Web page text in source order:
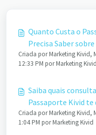
Quanto Custa o
Precisa Saber
Criada por Marketing Kivid,
12:33 PM por Marketing Kivid
Saiba quais
Passaporte Kivid te
Criada por Marketing Kivid,
1:04 PM por Marketing Kivid